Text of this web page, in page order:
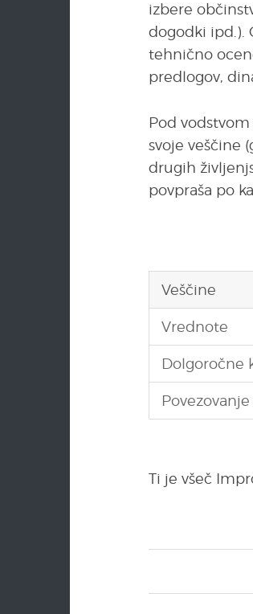
izbere
dogodki ipd.).
tehnično
predlogov,
Pod
svoje veščine
drugih
povpraša po
Veščine
Vrednote
Dolgoročne
Ti je všeč